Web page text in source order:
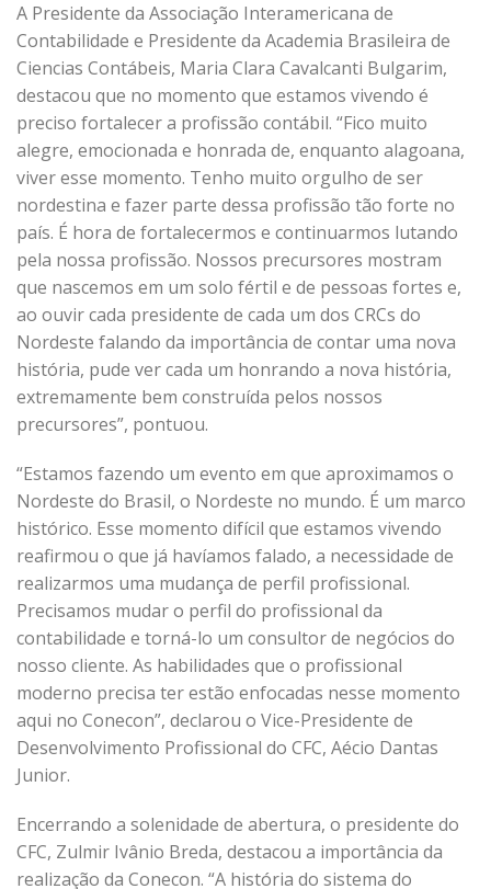
A Presidente da Associação Interamericana de
Contabilidade e Presidente da Academia Brasileira de
Ciencias Contábeis, Maria Clara Cavalcanti Bulgarim,
destacou que no momento que estamos vivendo é
preciso fortalecer a profissão contábil. “Fico muito
alegre, emocionada e honrada de, enquanto alagoana,
viver esse momento. Tenho muito orgulho de ser
nordestina e fazer parte dessa profissão tão forte no
país. É hora de fortalecermos e continuarmos lutando
pela nossa profissão. Nossos precursores mostram
que nascemos em um solo fértil e de pessoas fortes e,
ao ouvir cada presidente de cada um dos CRCs do
Nordeste falando da importância de contar uma nova
história, pude ver cada um honrando a nova história,
extremamente bem construída pelos nossos
precursores”, pontuou.
“Estamos fazendo um evento em que aproximamos o
Nordeste do Brasil, o Nordeste no mundo. É um marco
histórico. Esse momento difícil que estamos vivendo
reafirmou o que já havíamos falado, a necessidade de
realizarmos uma mudança de perfil profissional.
Precisamos mudar o perfil do profissional da
contabilidade e torná-lo um consultor de negócios do
nosso cliente. As habilidades que o profissional
moderno precisa ter estão enfocadas nesse momento
aqui no Conecon”, declarou o Vice-Presidente de
Desenvolvimento Profissional do CFC, Aécio Dantas
Junior.
Encerrando a solenidade de abertura, o presidente do
CFC, Zulmir Ivânio Breda, destacou a importância da
realização da Conecon. “A história do sistema do